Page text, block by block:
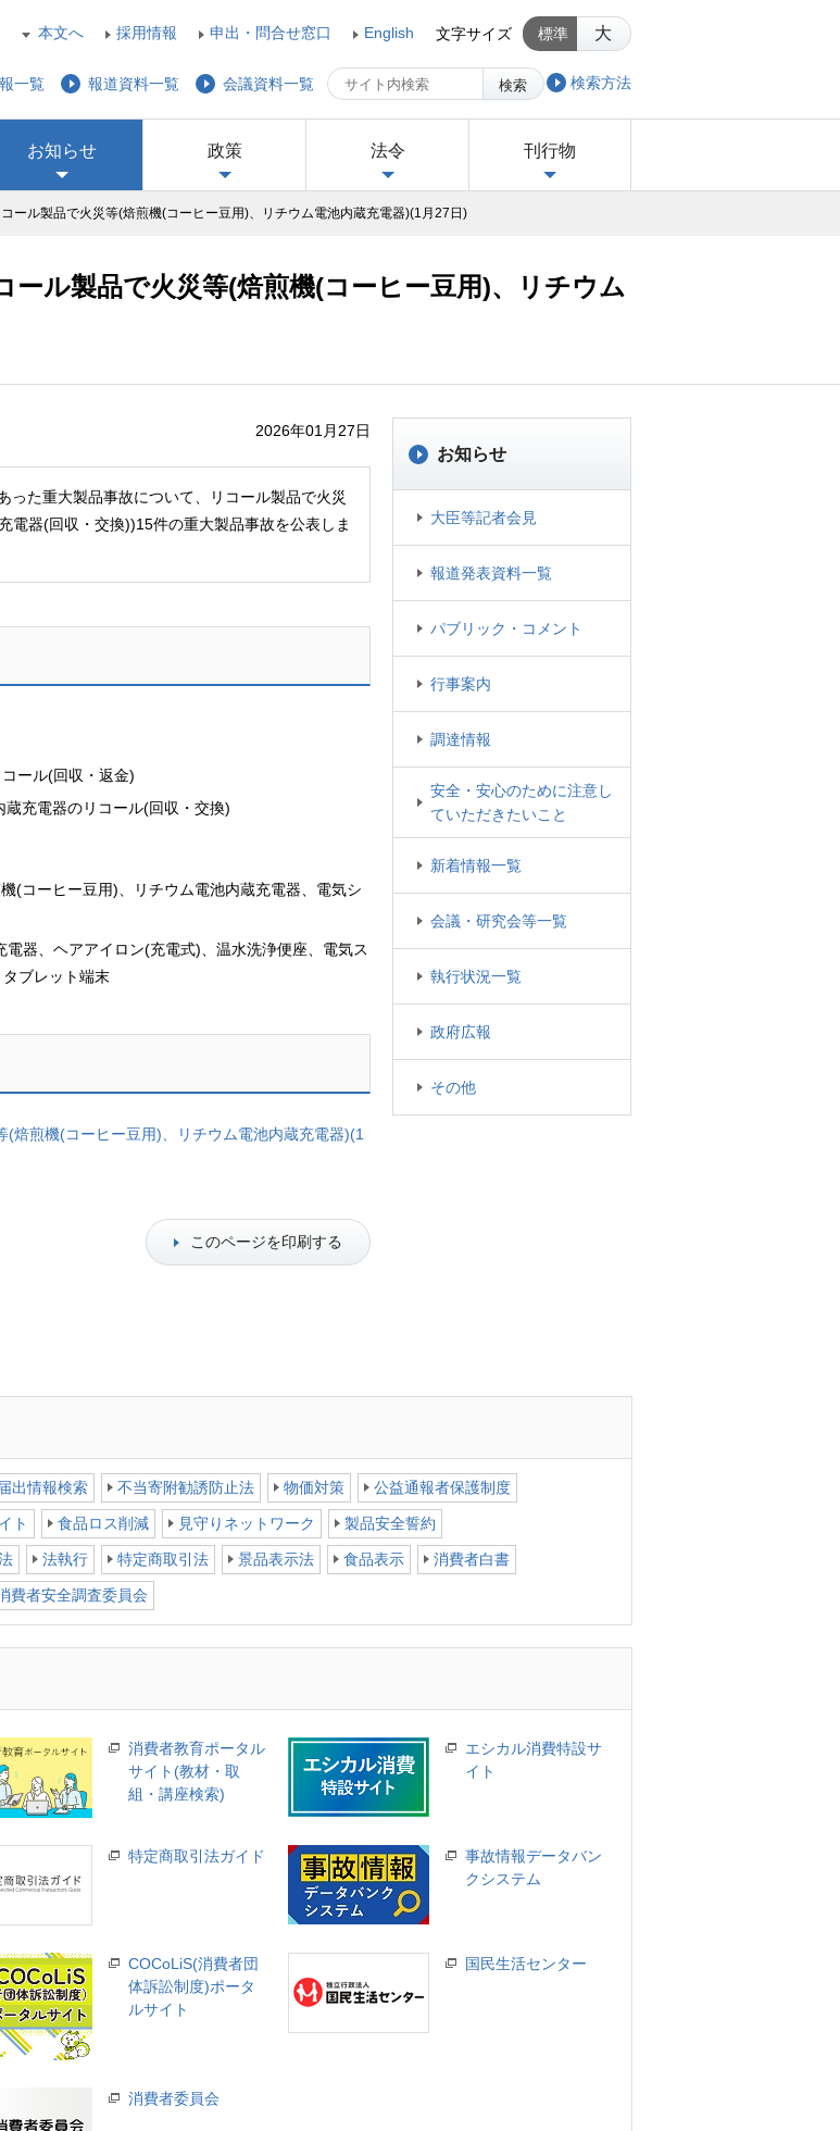
文字サイズ 標準 大
本文へ 採用情報 申出・問合せ窓口 English
検索 検索方法
一覧 報道資料一覧 会議資料一覧
お知らせ 政策 法令 刊行物
ール製品で火災等(焙煎機(コーヒー豆用)、リチウム電池内蔵充電器)(1月27日)
ール製品で火災等(焙煎機(コーヒー豆用)、リチウム
2026年01月27日
た重大製品事故について、リコール製品で火災
電器(回収・交換))15件の重大製品事故を公表しま
ール(回収・返金)
充電器のリコール(回収・交換)
(コーヒー豆用)、リチウム電池内蔵充電器、電気シ
器、ヘアアイロン(充電式)、温水洗浄便座、電気ス
ブレット端末
焙煎機(コーヒー豆用)、リチウム電池内蔵充電器)(1
このページを印刷する
お知らせ
大臣等記者会見
報道発表資料一覧
パブリック・コメント
行事案内
調達情報
安全・安心のために注意し
ていただきたいこと
新着情報一覧
会議・研究会等一覧
執行状況一覧
政府広報
その他
出情報検索 不当寄附勧誘防止法 物価対策 公益通報者保護制度
ト 食品ロス削減 見守りネットワーク 製品安全誓約
法執行 特定商取引法 景品表示法 食品表示 消費者白書
費者安全調査委員会
消費者教育ポータル
サイト(教材・取
組・講座検索)
エシカル消費特設サ
イト
特定商取引法ガイド
事故情報データバン
クシステム
COCoLiS(消費者団
体訴訟制度)ポータ
ルサイト
国民生活センター
消費者委員会